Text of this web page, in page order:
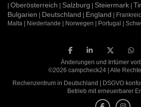
| Oberösterreich | Salzburg | Steiermark |
Bulgarien | Deutschland | England |
Malta | Niederlande | Norwegen | Portugal |
Änderungen und Irrtümer
©2026 campcheck24 | Alle
Rechenzentrum in Deutschland | DSGVO
Betrieb mit erneuerbarer